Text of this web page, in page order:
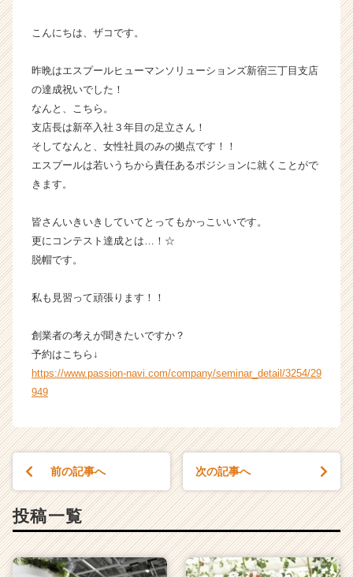
カ
が
就
活
サ
ア
キ
ア
e
r
こんにちは、ザコです。
昨晩はエスプールヒューマンソリューションズ新宿三丁目支店
の達成祝いでした！
なんと、こちら。
支店長は新卒入社３年目の足立さん！
そしてなんと、女性社員のみの拠点です！！
エスプールは若いうちから責任あるポジションに就くことがで
きます。
皆さんいきいきしていてとってもかっこいいです。
更にコンテスト達成とは…！☆
脱帽です。
私も見習って頑張ります！！
創業者の考えが聞きたいですか？
予約はこちら↓
https://www.passion-navi.com/company/seminar_detail/3254/29
949
前の記事へ 次の記事へ
投稿一覧